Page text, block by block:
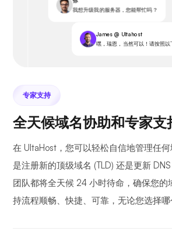
我想升级我的服务器，您能帮忙吗？
James @ Ultahost
嘿，瑞恩，当然可以！请按照以
专家支持
全天候域名协助和专家支
在 UltaHost，您可以轻松自信地管理任
是注册新的顶级域名 (TLD) 还是更新
团队都将全天候 24 小时待命，确保您的
持流程顺畅、快捷、可靠，无论您选择哪